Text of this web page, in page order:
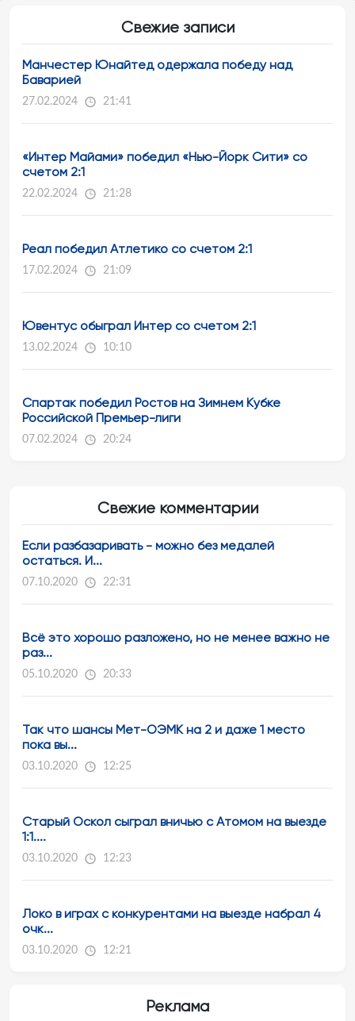
Свежие записи
Манчестер Юнайтед одержала победу над
Баварией
27.02.2024 21:41
«Интер Майами» победил «Нью-Йорк Сити» со
счетом 2:1
22.02.2024 21:28
Реал победил Атлетико со счетом 2:1
17.02.2024 21:09
Ювентус обыграл Интер со счетом 2:1
13.02.2024 10:10
Спартак победил Ростов на Зимнем Кубке
Российской Премьер-лиги
07.02.2024 20:24
Свежие комментарии
Если разбазаривать - можно без медалей
остаться. И...
07.10.2020 22:31
Всё это хорошо разложено, но не менее важно не
раз...
05.10.2020 20:33
Так что шансы Мет-ОЭМК на 2 и даже 1 место
пока вы...
03.10.2020 12:25
Старый Оскол сыграл вничью с Атомом на выезде
1:1....
03.10.2020 12:23
Локо в играх с конкурентами на выезде набрал 4
очк...
03.10.2020 12:21
Реклама